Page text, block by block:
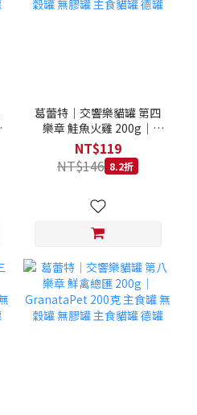
葛蕾特｜交響樂貓罐 第四
樂章 鮭魚火雞 200g｜
GranataPet 200克 主食罐
無穀罐 無膠罐 主食貓罐 德
罐
NT$119
NT$146 8.2折